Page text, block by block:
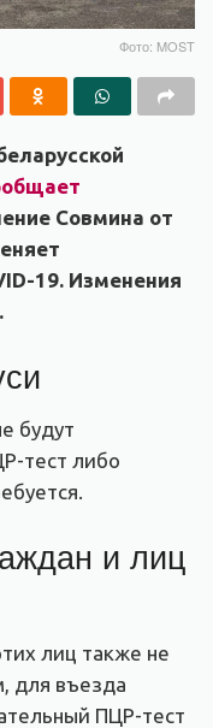
Фото: MOST
Совмина от
19. Изменения
будут
тест либо
и лиц
лиц также не
для въезда
ПЦР-тест